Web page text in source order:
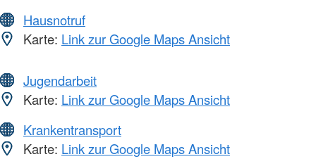
Hausnotruf
Karte: Link zur Google Maps Ansicht
Jugendarbeit
Karte: Link zur Google Maps Ansicht
Krankentransport
Karte: Link zur Google Maps Ansicht